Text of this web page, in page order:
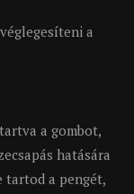
a
a gombot,
hatására
tartod a pengét,